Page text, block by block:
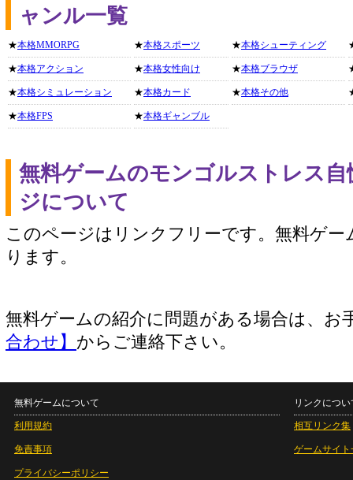
ャンル一覧
★本格MMORPG
★本格アクション
★本格シミュレーション
★本格FPS
★本格スポーツ
★本格女性向け
★本格カード
★本格ギャンブル
★本格シューティング
★本格ブラウザ
★本格その他
無料ゲームのモンゴルストレス
ジについて
このページはリンクフリーです。無料ゲー
ります。
無料ゲームの紹介に問題がある場合は、お
合わせ】 からご連絡下さい。
無料ゲームについて
利用規約
免責事項
プライバシーポリシー
リンクについ
相互リンク集
ゲームサイト